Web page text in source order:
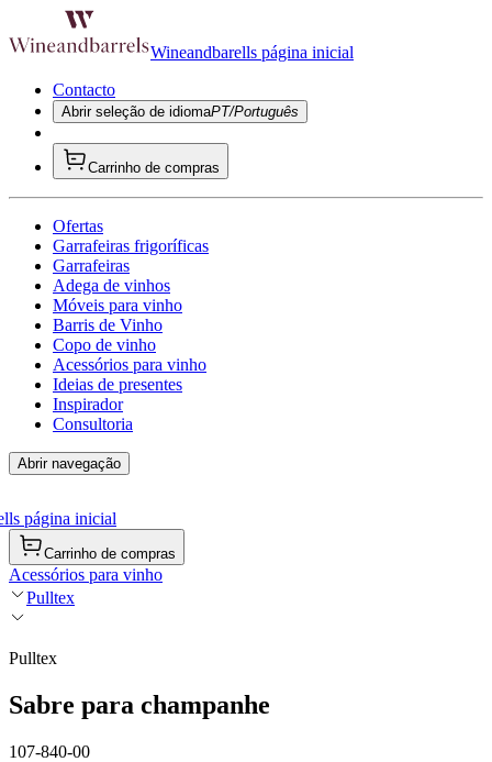
Wineandbarells página inicial
Contacto
Abrir seleção de idiomaPT/Português
Carrinho de compras
Ofertas
Garrafeiras frigoríficas
Garrafeiras
Adega de vinhos
Móveis para vinho
Barris de Vinho
Copo de vinho
Acessórios para vinho
Ideias de presentes
Inspirador
Consultoria
Abrir navegação
página inicial
Carrinho de compras
Acessórios para vinho
Pulltex
Pulltex
Sabre para champanhe
107-840-00